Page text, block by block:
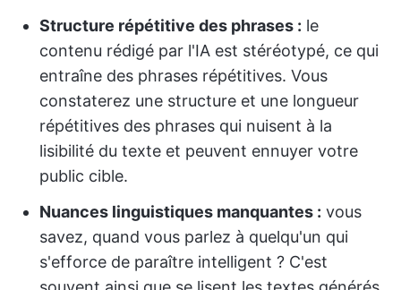
Structure répétitive des phrases : le
contenu rédigé par l'IA est stéréotypé, ce qui
entraîne des phrases répétitives. Vous
constaterez une structure et une longueur
répétitives des phrases qui nuisent à la
lisibilité du texte et peuvent ennuyer votre
public cible.
Nuances linguistiques manquantes : vous
savez, quand vous parlez à quelqu'un qui
s'efforce de paraître intelligent ? C'est